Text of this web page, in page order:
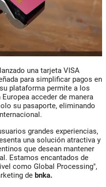
una tarjeta VISA
para simplificar pagos en
plataforma permite a los
acceder de manera
su pasaporte, eliminando
grandes experiencias,
una solución atractiva y
que desean mantener
Estamos encantados de
como Global Processing",
de bnka.